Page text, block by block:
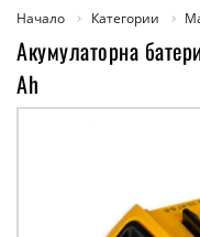
Начало Категории
Акумулаторна
Ah